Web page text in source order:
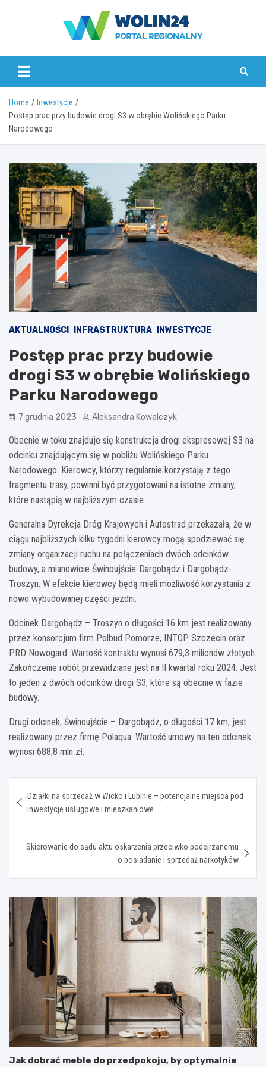
www.wolin24.pl
Home
Inwestycje
Postęp prac przy budowie drogi S3 w obrębie Wolińskiego Parku
Narodowego
AKTUALNOŚCI INFRASTRUKTURA INWESTYCJE
Postęp prac przy budowie
drogi S3 w obrębie Wolińskiego
Parku Narodowego
7 grudnia 2023 Aleksandra Kowalczyk
Obecnie w toku znajduje się konstrukcja drogi ekspresowej S3 na
odcinku znajdującym się w pobliżu Wolińskiego Parku
Narodowego. Kierowcy, którzy regularnie korzystają z tego
fragmentu trasy, powinni być przygotowani na istotne zmiany,
które nastąpią w najbliższym czasie.
Generalna Dyrekcja Dróg Krajowych i Autostrad przekazała, że w
ciągu najbliższych kilku tygodni kierowcy mogą spodziewać się
zmiany organizacji ruchu na połączeniach dwóch odcinków
budowy, a mianowicie Świnoujście-Dargobądz i Dargobądz-
Troszyn. W efekcie kierowcy będą mieli możliwość korzystania z
nowo wybudowanej części jezdni.
Odcinek Dargobądz – Troszyn o długości 16 km jest realizowany
przez konsorcjum firm Polbud Pomorze, INTOP Szczecin oraz
PRD Nowogard. Wartość kontraktu wynosi 679,3 milionów złotych.
Zakończenie robót przewidziane jest na II kwartał roku 2024. Jest
to jeden z dwóch odcinków drogi S3, które są obecnie w fazie
budowy.
Drugi odcinek, Świnoujście – Dargobądz, o długości 17 km, jest
realizowany przez firmę Polaqua. Wartość umowy na ten odcinek
wynosi 688,8 mln zł.
wpisu
Działki na sprzedaż w Wicko i Lubinie – potencjalne miejsca pod
inwestycje usługowe i mieszkaniowe
Skierowanie do sądu aktu oskarżenia przeciwko podejrzanemu
o posiadanie i sprzedaż narkotyków
Jak dobrać meble do przedpokoju, by optymalnie